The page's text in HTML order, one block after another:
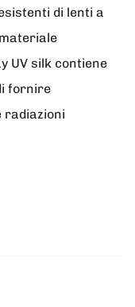
di lenti a
UV silk contiene
fornire
radiazioni